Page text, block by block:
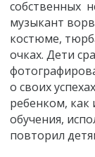
собственных
музыкант
костюме,
очках. Дети
о своих
ребенком,
обучения,
повторил